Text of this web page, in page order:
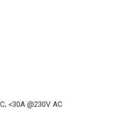
<30A @230V AC